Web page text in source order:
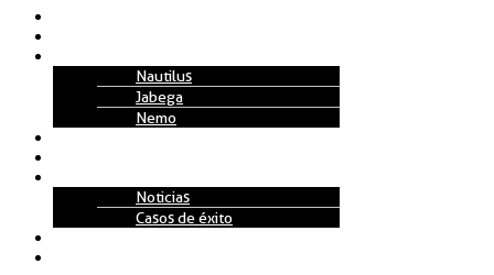
Nautilus
Jabega
Nemo
Noticias
Casos de éxito